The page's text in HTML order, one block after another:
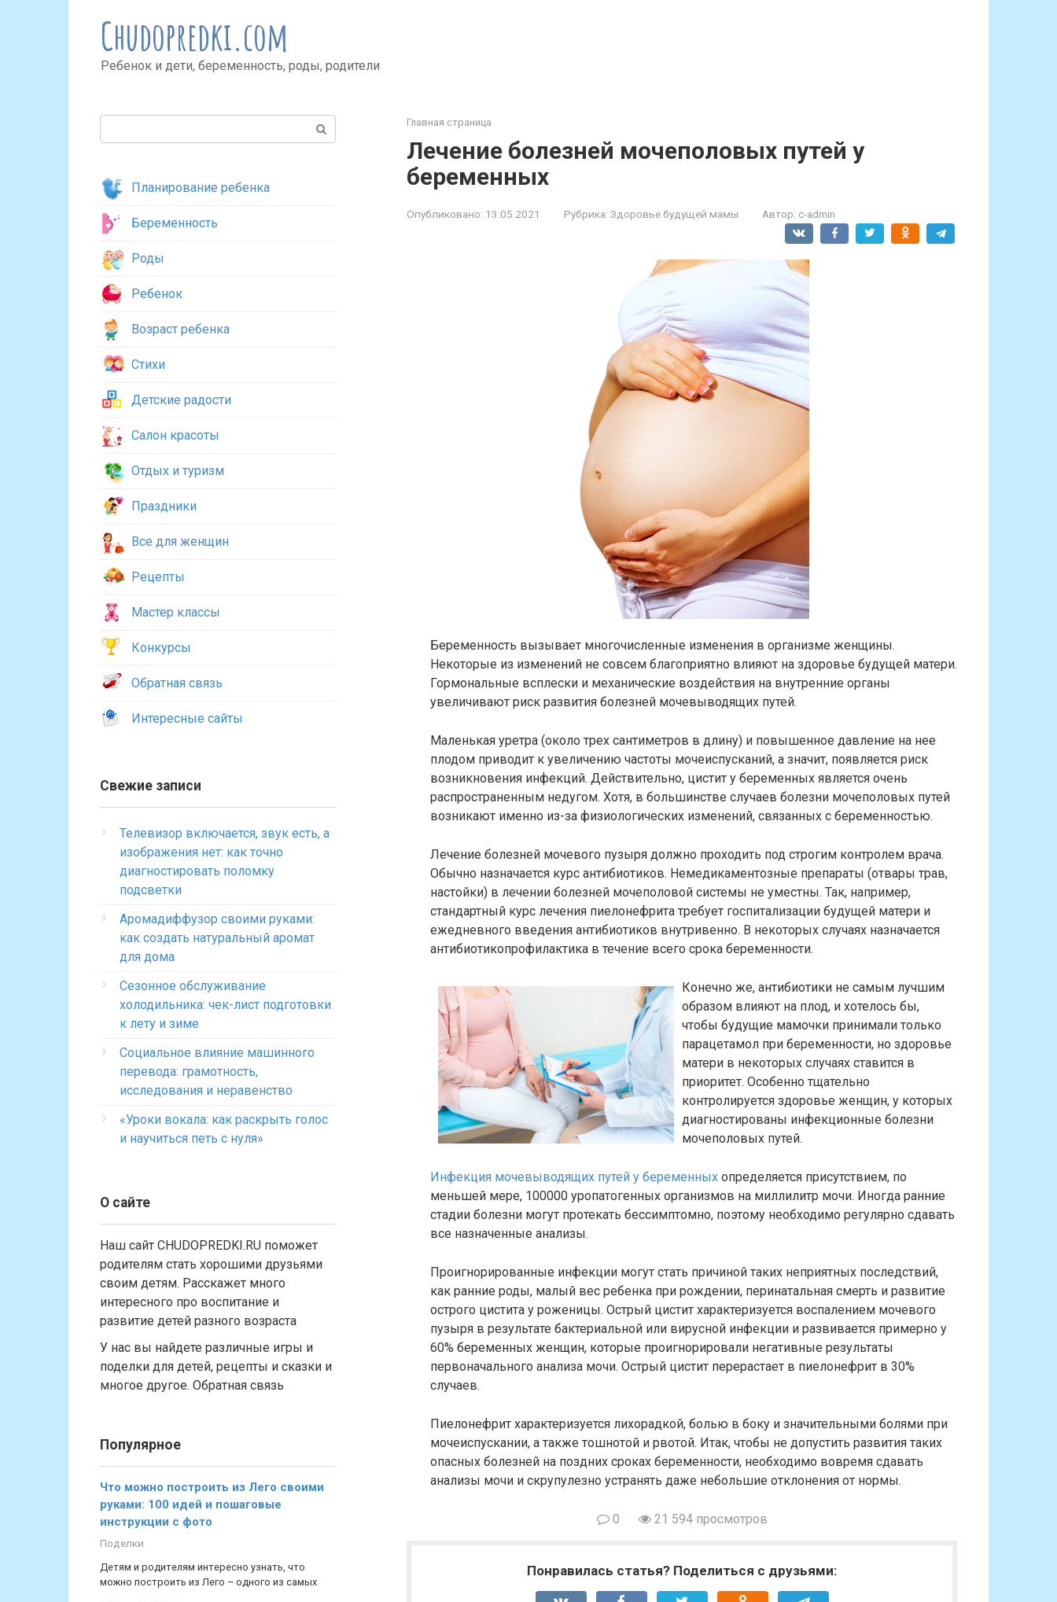
Chudopredki.com
Ребенок и дети, беременность, роды, родители
Главная страница
Лечение болезней мочеполовых путей у
беременных
Опубликовано: 13.05.2021 Рубрика: Здоровье будущей мамы Автор: c-admin
Беременность вызывает многочисленные изменения в организме женщины.
Некоторые из изменений не совсем благоприятно влияют на здоровье будущей матери.
Гормональные всплески и механические воздействия на внутренние органы
увеличивают риск развития болезней мочевыводящих путей.
Маленькая уретра (около трех сантиметров в длину) и повышенное давление на нее
плодом приводит к увеличению частоты мочеиспусканий, а значит, появляется риск
возникновения инфекций. Действительно, цистит у беременных является очень
распространенным недугом. Хотя, в большинстве случаев болезни мочеполовых путей
возникают именно из-за физиологических изменений, связанных с беременностью.
Лечение болезней мочевого пузыря должно проходить под строгим контролем врача.
Обычно назначается курс антибиотиков. Немедикаментозные препараты (отвары трав,
настойки) в лечении болезней мочеполовой системы не уместны. Так, например,
стандартный курс лечения пиелонефрита требует госпитализации будущей матери и
ежедневного введения антибиотиков внутривенно. В некоторых случаях назначается
антибиотикопрофилактика в течение всего срока беременности.
Конечно же, антибиотики не самым лучшим
образом влияют на плод, и хотелось бы,
чтобы будущие мамочки принимали только
парацетамол при беременности, но здоровье
матери в некоторых случаях ставится в
приоритет. Особенно тщательно
контролируется здоровье женщин, у которых
диагностированы инфекционные болезни
мочеполовых путей.
Инфекция мочевыводящих путей у беременных определяется присутствием, по
меньшей мере, 100000 уропатогенных организмов на миллилитр мочи. Иногда ранние
стадии болезни могут протекать бессимптомно, поэтому необходимо регулярно сдавать
все назначенные анализы.
Проигнорированные инфекции могут стать причиной таких неприятных последствий,
как ранние роды, малый вес ребенка при рождении, перинатальная смерть и развитие
острого цистита у роженицы. Острый цистит характеризуется воспалением мочевого
пузыря в результате бактериальной или вирусной инфекции и развивается примерно у
60% беременных женщин, которые проигнорировали негативные результаты
первоначального анализа мочи. Острый цистит перерастает в пиелонефрит в 30%
случаев.
Пиелонефрит характеризуется лихорадкой, болью в боку и значительными болями при
мочеиспускании, а также тошнотой и рвотой. Итак, чтобы не допустить развития таких
опасных болезней на поздних сроках беременности, необходимо вовремя сдавать
анализы мочи и скрупулезно устранять даже небольшие отклонения от нормы.
0 21 594 просмотров
Понравилась статья? Поделиться с друзьями:
Планирование ребенка
Беременность
Роды
Ребенок
Возраст ребенка
Стихи
Детские радости
Салон красоты
Отдых и туризм
Праздники
Все для женщин
Рецепты
Мастер классы
Конкурсы
Обратная связь
Интересные сайты
Свежие записи
Телевизор включается, звук есть, а
изображения нет: как точно
диагностировать поломку
подсветки
Аромадиффузор своими руками:
как создать натуральный аромат
для дома
Сезонное обслуживание
холодильника: чек-лист подготовки
к лету и зиме
Социальное влияние машинного
перевода: грамотность,
исследования и неравенство
«Уроки вокала: как раскрыть голос
и научиться петь с нуля»
О сайте
Наш сайт CHUDOPREDKI.RU поможет
родителям стать хорошими друзьями
своим детям. Расскажет много
интересного про воспитание и
развитие детей разного возраста
У нас вы найдете различные игры и
поделки для детей, рецепты и сказки и
многое другое. Обратная связь
Популярное
Что можно построить из Лего своими
руками: 100 идей и пошаговые
инструкции с фото
Поделки
Детям и родителям интересно узнать, что
можно построить из Лего – одного из самых